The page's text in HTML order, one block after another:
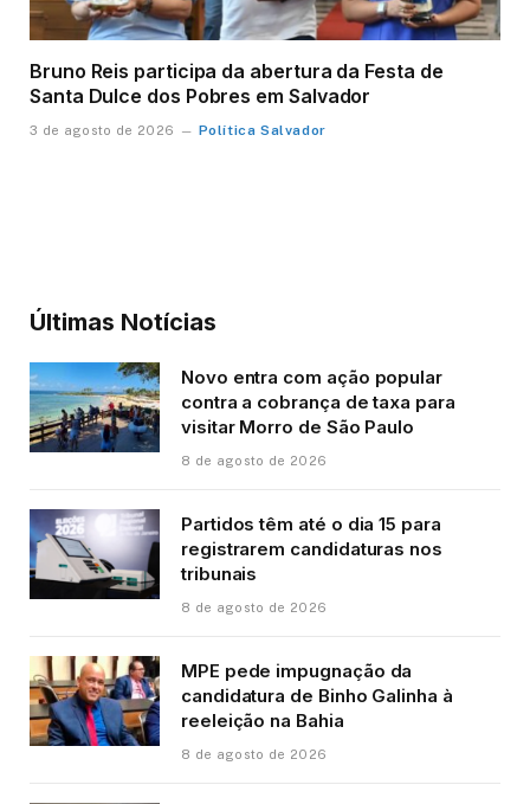
Bruno Reis participa da abertura da Festa de
Santa Dulce dos Pobres em Salvador
3 de agosto de 2026 Política Salvador
Últimas Notícias
Novo entra com ação popular
contra a cobrança de taxa para
visitar Morro de São Paulo
8 de agosto de 2026
Partidos têm até o dia 15 para
registrarem candidaturas nos
tribunais
8 de agosto de 2026
MPE pede impugnação da
candidatura de Binho Galinha à
reeleição na Bahia
8 de agosto de 2026